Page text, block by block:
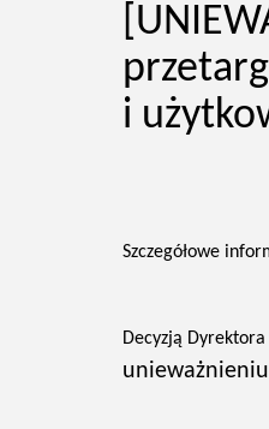
i
Szczegółowe
Decyzją
unieważnieniu